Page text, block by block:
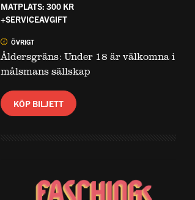
MATPLATS: 300 KR
+SERVICEAVGIFT
ÖVRIGT
Åldersgräns: Under 18 är välkomna i
målsmans sällskap
KÖP BILJETT